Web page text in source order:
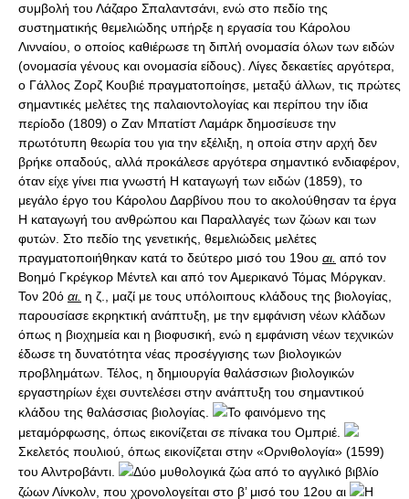
συμβολή του Λάζαρο Σπαλαντσάνι, ενώ στο πεδίο της
συστηματικής θεμελιώδης υπήρξε η εργασία του Κάρολου
Λινναίου, ο οποίος καθιέρωσε τη διπλή ονομασία όλων των ειδών
(ονομασία γένους και ονομασία είδους). Λίγες δεκαετίες αργότερα,
ο Γάλλος Ζορζ Κουβιέ πραγματοποίησε, μεταξύ άλλων, τις πρώτες
σημαντικές μελέτες της παλαιοντολογίας και περίπου την ίδια
περίοδο (1809) ο Ζαν Μπατίστ Λαμάρκ δημοσίευσε την
πρωτότυπη θεωρία του για την εξέλιξη, η οποία στην αρχή δεν
βρήκε οπαδούς, αλλά προκάλεσε αργότερα σημαντικό ενδιαφέρον,
όταν είχε γίνει πια γνωστή Η καταγωγή των ειδών (1859), το
μεγάλο έργο του Κάρολου Δαρβίνου που το ακολούθησαν τα έργα
Η καταγωγή του ανθρώπου και Παραλλαγές των ζώων και των
φυτών. Στο πεδίο της γενετικής, θεμελιώδεις μελέτες
πραγματοποιήθηκαν κατά το δεύτερο μισό του 19ου αι. από τον
Βοημό Γκρέγκορ Μέντελ και από τον Αμερικανό Τόμας Μόργκαν.
Τον 20ό αι. η ζ., μαζί με τους υπόλοιπους κλάδους της βιολογίας,
παρουσίασε εκρηκτική ανάπτυξη, με την εμφάνιση νέων κλάδων
όπως η βιοχημεία και η βιοφυσική, ενώ η εμφάνιση νέων τεχνικών
έδωσε τη δυνατότητα νέας προσέγγισης των βιολογικών
προβλημάτων. Τέλος, η δημιουργία θαλάσσιων βιολογικών
εργαστηρίων έχει συντελέσει στην ανάπτυξη του σημαντικού
κλάδου της θαλάσσιας βιολογίας.
Το φαινόμενο της
μεταμόρφωσης, όπως εικονίζεται σε πίνακα του Ομπριέ.
Σκελετός πουλιού, όπως εικονίζεται στην «Ορνιθολογία» (1599)
του Αλντροβάντι.
Δύο μυθολογικά ζώα από το αγγλικό βιβλίο
ζώων Λίνκολν, που χρονολογείται στο β’ μισό του 12ου αι
Η